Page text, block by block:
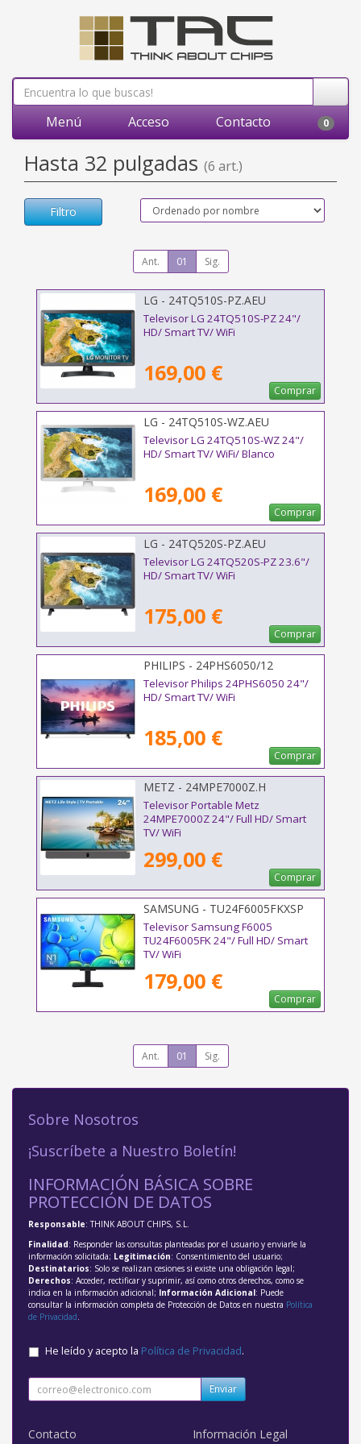
Menú Acceso Contacto 0
Hasta 32 pulgadas (6 art.)
Filtro
Ant. 01 Sig.
LG - 24TQ510S-PZ.AEU
Televisor LG 24TQ510S-PZ 24"/
HD/ Smart TV/ WiFi
169,00 €
Comprar
LG - 24TQ510S-WZ.AEU
Televisor LG 24TQ510S-WZ 24"/
HD/ Smart TV/ WiFi/ Blanco
169,00 €
Comprar
LG - 24TQ520S-PZ.AEU
Televisor LG 24TQ520S-PZ 23.6"/
HD/ Smart TV/ WiFi
175,00 €
Comprar
PHILIPS - 24PHS6050/12
Televisor Philips 24PHS6050 24"/
HD/ Smart TV/ WiFi
185,00 €
Comprar
METZ - 24MPE7000Z.H
Televisor Portable Metz
24MPE7000Z 24"/ Full HD/ Smart
TV/ WiFi
299,00 €
Comprar
SAMSUNG - TU24F6005FKXSP
Televisor Samsung F6005
TU24F6005FK 24"/ Full HD/ Smart
TV/ WiFi
179,00 €
Comprar
Ant. 01 Sig.
Sobre Nosotros
¡Suscríbete a Nuestro Boletín!
INFORMACIÓN BÁSICA SOBRE
PROTECCIÓN DE DATOS
Responsable: THINK ABOUT CHIPS, S.L.
Finalidad: Responder las consultas planteadas por el usuario y enviarle la
información solicitada; Legitimación: Consentimiento del usuario;
Destinatarios: Solo se realizan cesiones si existe una obligación legal;
Derechos: Acceder, rectificar y suprimir, así como otros derechos, como se
indica en la información adicional; Información Adicional: Puede
consultar la información completa de Protección de Datos en nuestra Política
de Privacidad.
He leído y acepto la Política de Privacidad.
Enviar
Contacto
Información Legal